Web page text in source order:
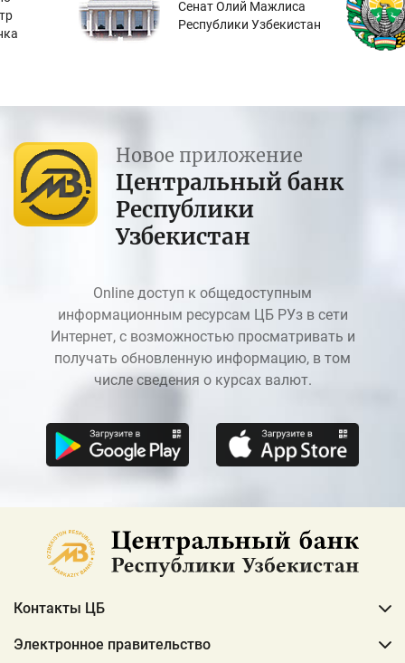
Сенат Олий Мажлиса
Республики Узбекистан
Новое приложение
Центральный банк
Республики
Узбекистан
Online доступ к общедоступным
информационным ресурсам ЦБ РУз в сети
Интернет, с возможностью просматривать и
получать обновленную информацию, в том
числе сведения о курсах валют.
Контакты ЦБ
Электронное правительство